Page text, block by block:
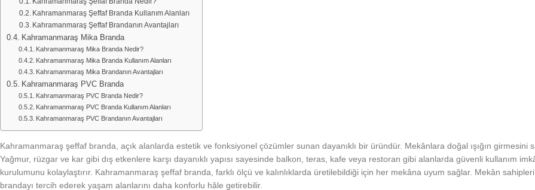
Kahramanmaraş Şeffaf Branda Kullanım Alanları
Kahramanmaraş Şeffaf Brandanın Avantajları
Kahramanmaraş Mika Branda
Kahramanmaraş Mika Branda Nedir?
Kahramanmaraş Mika Branda Kullanım Alanları
Kahramanmaraş Mika Brandanın Avantajları
Kahramanmaraş PVC Branda
Kahramanmaraş PVC Branda Nedir?
Kahramanmaraş PVC Branda Kullanım Alanları
Kahramanmaraş PVC Brandanın Avantajları
Kahramanmaraş şeffaf branda, açık alanlarda estetik ve fonksiyonel çözümler sunan dayanıklı bir üründür. Mekânlara doğal ışığın girmesini
Yağmur, rüzgar ve kar gibi dış etkenlere karşı dayanıklı yapısı sayesinde balkon, teras, kafe veya restoran gibi alanlarda güvenli kullanım
kurulumunu kolaylaştırır. Kahramanmaraş şeffaf branda, farklı ölçü ve kalınlıklarda üretilebildiği için her mekâna uyum sağlar. Mekân
brandayı tercih ederek yaşam alanlarını daha konforlu hâle getirebilir.